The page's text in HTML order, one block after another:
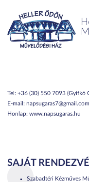
Tel: +36 (30) 550 7093 (Gyifkó
E-mail: napsugaras7@gmail.com
Honlap: www.napsugaras.hu
SAJÁT
Szabadtéri Kézműves